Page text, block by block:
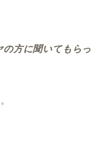
方に聞いてもらっ